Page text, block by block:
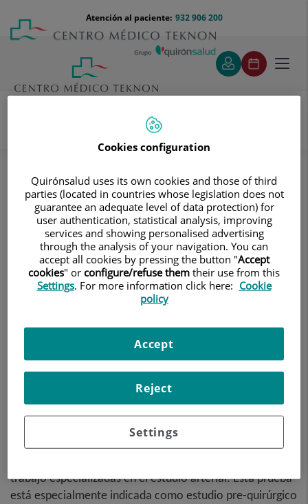
contenido
Menú
teléfono
cabecera
932 906 200
Atención al paciente:
Pruebas diagnósticas
Diagnóstico por la imagen
Tomografía Computarizada (TAC)
Estudios Vasculares
Angio-TC Aorto-ilíaco
Angio-TC Aorto-ilíaco
Prueba diagnóstica no
invasiva que consiste en el
estudio de las arterias ilíacas
alta definición anatómica
mediante el empleo de un
equipo de TC (Tomografía
Computarizada) y de
calidad de las imágenes permite realizar
trabajo especializadas en el estudio arterial. Esta prueba
está especialmente indicada como estudio pre-quirúrgico
Cookies configuration
Quirónsalud uses its own cookies and those of third
parties (located in countries whose legislation does not
guarantee an adequate level of data protection) for
user authentication, statistical analysis, improving
services and showing personalised advertising
through the analysis of your navigation. You can
accept all cookies by pressing the button "Accept
cookies" or configure/refuse them their use from this
Settings. For more information click here: Cookie
policy
Settings
Reject
Accept